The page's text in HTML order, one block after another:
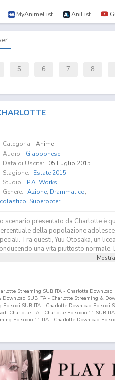
MyAnimeList AniList
5 6 7 8
Categoria: Anime
Audio:
Giapponese
Data di Uscita:
05 Luglio 2015
Stagione:
Estate 2015
Studio:
P.A. Works
Genere: Azione, Drammatico,
, Superpoteri
scenario presentato da Charlotte è
della popolazione
Tra questi, Yuu Otosaka, un
una vita piuttosto normale.
Streaming SUB ITA - Charlotte
SUB ITA - Charlotte Streaming &
Episodi SUB ITA - Charlotte Download
Charlotte ITA - Charlotte Episodio 11 SUB
Episodio 11 ITA - Charlotte Download